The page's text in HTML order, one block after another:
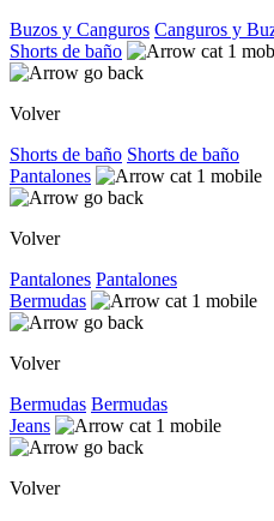
Buzos y Canguros Canguros y
Shorts de baño
Volver
Shorts de baño Shorts de baño
Pantalones
Volver
Pantalones Pantalones
Bermudas
Volver
Bermudas Bermudas
Jeans
Volver